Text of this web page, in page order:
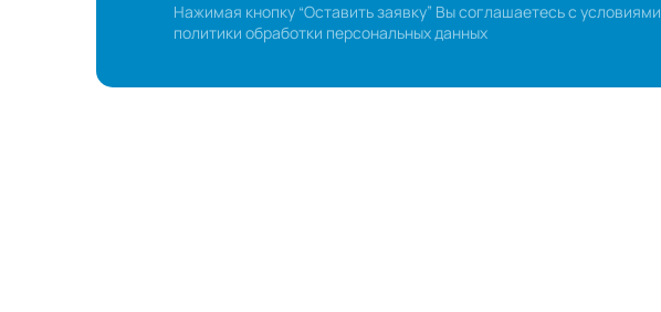
Нажимая кнопку “Оставить заявку” Вы соглашаетесь с условиями
политики обработки персональных данных